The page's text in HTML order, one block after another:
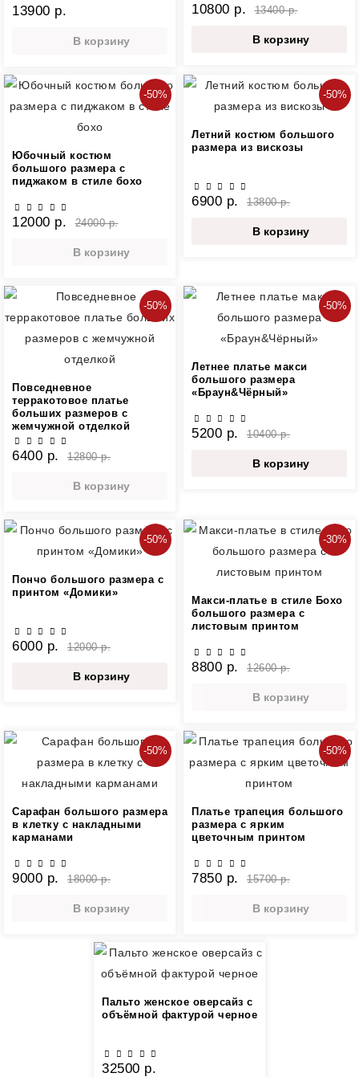
13900 р.
В корзину
10800 р. 13400 р.
В корзину
-50%
Юбочный костюм
большого размера с
пиджаком в стиле бохо
12000 р. 24000 р.
В корзину
-50%
Летний костюм большого
размера из вискозы
6900 р. 13800 р.
В корзину
-50%
Повседневное
терракотовое платье
больших размеров с
жемчужной отделкой
6400 р. 12800 р.
В корзину
-50%
Летнее платье макси
большого размера
«Браун&Чёрный»
5200 р. 10400 р.
В корзину
-50%
Пончо большого размера с
принтом «Домики»
6000 р. 12000 р.
В корзину
-30%
Макси-платье в стиле Бохо
большого размера с
листовым принтом
8800 р. 12600 р.
В корзину
-50%
Сарафан большого размера
в клетку с накладными
карманами
9000 р. 18000 р.
В корзину
-50%
Платье трапеция большого
размера с ярким
цветочным принтом
7850 р. 15700 р.
В корзину
Пальто женское оверсайз с
объёмной фактурой черное
32500 р.